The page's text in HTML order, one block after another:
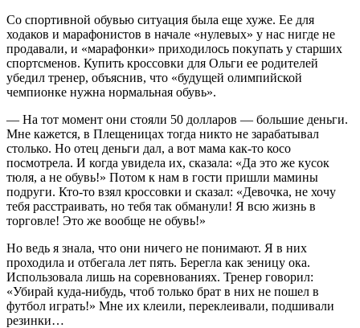
Со спортивной обувью ситуация была еще хуже. Ее для
ходаков и марафонистов в начале «нулевых» у нас нигде не
продавали, и «марафонки» приходилось покупать у старших
спортсменов. Купить кроссовки для Ольги ее родителей
убедил тренер, объяснив, что «будущей олимпийской
чемпионке нужна нормальная обувь».
— На тот момент они стояли 50 долларов — большие деньги.
Мне кажется, в Плещеницах тогда никто не зарабатывал
столько. Но отец деньги дал, а вот мама как-то косо
посмотрела. И когда увидела их, сказала: «Да это же кусок
тюля, а не обувь!» Потом к нам в гости пришли мамины
подруги. Кто-то взял кроссовки и сказал: «Девочка, не хочу
тебя расстраивать, но тебя так обманули! Я всю жизнь в
торговле! Это же вообще не обувь!»
Но ведь я знала, что они ничего не понимают. Я в них
проходила и отбегала лет пять. Берегла как зеницу ока.
Использовала лишь на соревнованиях. Тренер говорил:
«Убирай куда-нибудь, чтоб только брат в них не пошел в
футбол играть!» Мне их клеили, переклеивали, подшивали
резинки…